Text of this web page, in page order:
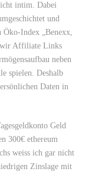
intim. Dabei
und
Index „Benexx,
wir Affiliate Links
neben
spielen. Deshalb
Daten in
Geld
300€ ethereum
weiss ich gar nicht
Zinslage mit